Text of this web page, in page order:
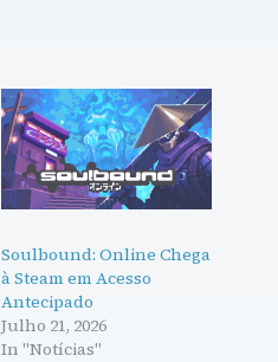
Soulbound: Online Chega
à Steam em Acesso
Antecipado
Julho 21, 2026
In "Notícias"